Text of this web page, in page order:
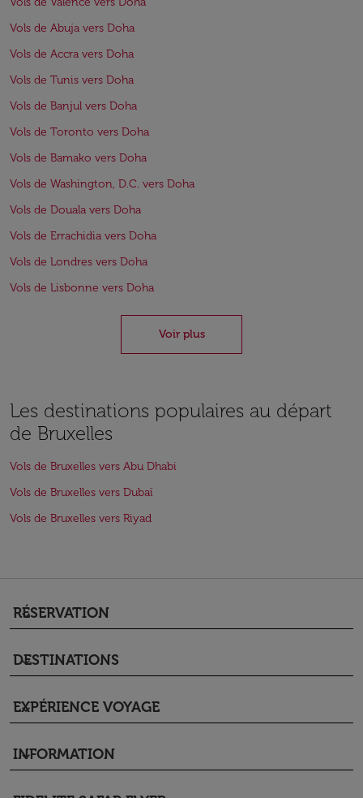
Vols de Abuja vers Doha
Vols de Accra vers Doha
Vols de Tunis vers Doha
Vols de Banjul vers Doha
Vols de Toronto vers Doha
Vols de Bamako vers Doha
Vols de Washington, D.C. vers Doha
Vols de Douala vers Doha
Vols de Errachidia vers Doha
Vols de Londres vers Doha
Vols de Lisbonne vers Doha
Voir plus
Les destinations populaires au départ
de Bruxelles
Vols de Bruxelles vers Abu Dhabi
Vols de Bruxelles vers Dubaï
Vols de Bruxelles vers Riyad
RÉSERVATION
keyboard_arrow_down
DESTINATIONS
keyboard_arrow_down
EXPÉRIENCE VOYAGE
keyboard_arrow_down
INFORMATION
keyboard_arrow_down